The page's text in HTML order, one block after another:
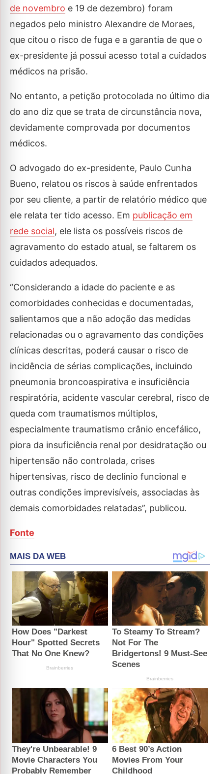
de novembro e 19 de dezembro) foram
negados pelo ministro Alexandre de Moraes,
que citou o risco de fuga e a garantia de que o
ex-presidente já possui acesso total a cuidados
médicos na prisão.
No entanto, a petição protocolada no último dia
do ano diz que se trata de circunstância nova,
devidamente comprovada por documentos
médicos.
O advogado do ex-presidente, Paulo Cunha
Bueno, relatou os riscos à saúde enfrentados
por seu cliente, a partir de relatório médico que
ele relata ter tido acesso. Em publicação em
rede social, ele lista os possíveis riscos de
agravamento do estado atual, se faltarem os
cuidados adequados.
“Considerando a idade do paciente e as
comorbidades conhecidas e documentadas,
salientamos que a não adoção das medidas
relacionadas ou o agravamento das condições
clínicas descritas, poderá causar o risco de
incidência de sérias complicações, incluindo
pneumonia broncoaspirativa e insuficiência
respiratória, acidente vascular cerebral, risco de
queda com traumatismos múltiplos,
especialmente traumatismo crânio encefálico,
piora da insuficiência renal por desidratação ou
hipertensão não controlada, crises
hipertensivas, risco de declínio funcional e
outras condições imprevisíveis, associadas às
demais comorbidades relatadas”, publicou.
Fonte